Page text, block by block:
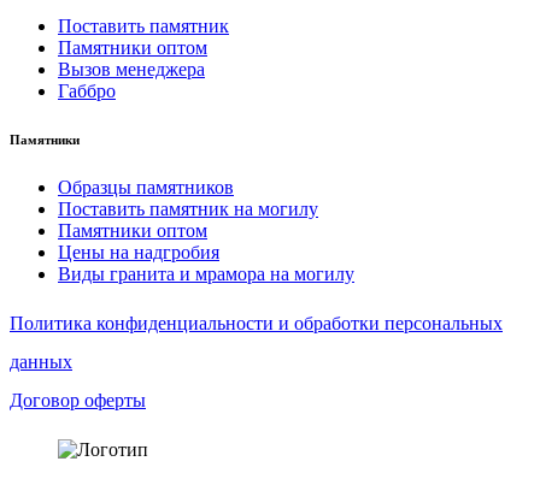
Поставить памятник
Памятники оптом
Вызов менеджера
Габбро
Памятники
Образцы памятников
Поставить памятник на могилу
Памятники оптом
Цены на надгробия
Виды гранита и мрамора на могилу
Политика конфиденциальности и обработки персональных
данных
Договор оферты